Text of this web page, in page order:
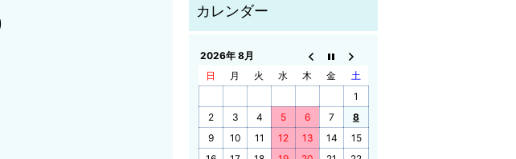
2026年 8月
日
月 火 水 木 金
土
1
2
3 4 5 6 7
8
9
10 11 12 13 14
15